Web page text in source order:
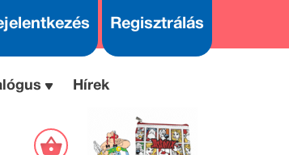
Regisztrálás
Hírek